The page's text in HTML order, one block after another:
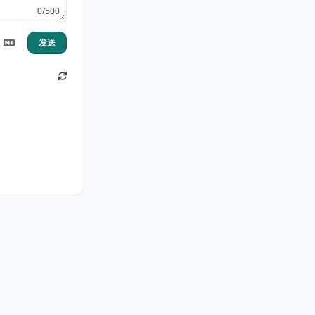
0/500
发送